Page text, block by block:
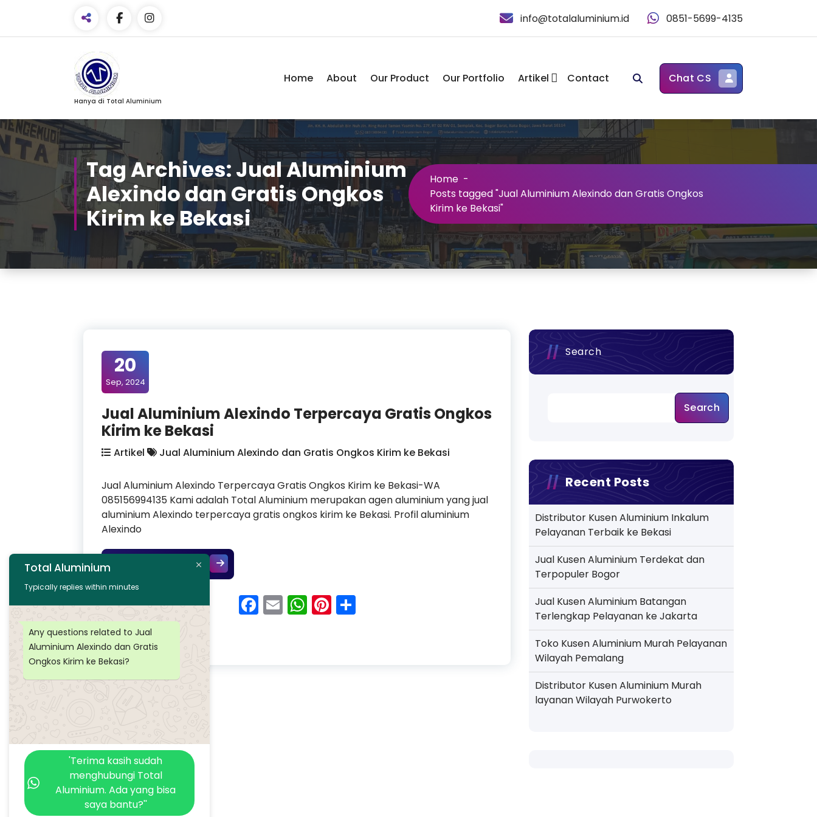
Content
info@totalaluminium.id 0851-5699-4135
Hanya di Total Aluminium
Home About Our Product Our Portfolio Artikel Contact Chat CS
Tag Archives: Jual Aluminium
Alexindo dan Gratis Ongkos
Kirim ke Bekasi
Home -
Posts tagged "Jual Aluminium Alexindo dan Gratis Ongkos
Kirim ke Bekasi"
20
Sep, 2024
Jual Aluminium Alexindo Terpercaya Gratis Ongkos
Kirim ke Bekasi
Artikel Jual Aluminium Alexindo dan Gratis Ongkos Kirim ke Bekasi
Jual Aluminium Alexindo Terpercaya Gratis Ongkos Kirim ke Bekasi-WA
085156994135 Kami adalah Total Aluminium merupakan agen aluminium yang jual
aluminium Alexindo terpercaya gratis ongkos kirim ke Bekasi. Profil aluminium
Alexindo
Continue Reading Jual Aluminium Alexindo Terpercaya Gratis Ongkos Kirim ke Bekasi
Facebook
EmailWhatsApp
Pinterest
Share
Facebook
Email
WhatsApp
Pinterest
Share
Search
Search
Recent Posts
Distributor Kusen Aluminium Inkalum
Pelayanan Terbaik ke Bekasi
Jual Kusen Aluminium Terdekat dan
Terpopuler Bogor
Jual Kusen Aluminium Batangan
Terlengkap Pelayanan ke Jakarta
Toko Kusen Aluminium Murah Pelayanan
Wilayah Pemalang
Distributor Kusen Aluminium Murah
layanan Wilayah Purwokerto
Total Aluminium
Typically replies within minutes
Any questions related to Jual
Aluminium Alexindo dan Gratis
Ongkos Kirim ke Bekasi?
'Terima kasih sudah
menghubungi Total
Aluminium. Ada yang bisa
saya bantu?''